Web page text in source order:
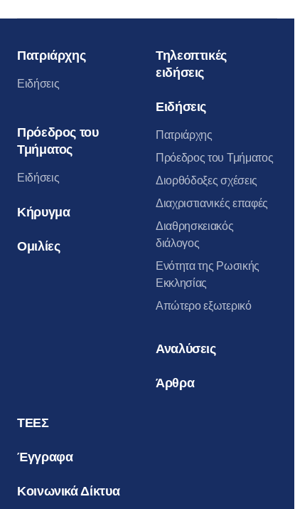
Πατριάρχης
Ειδήσεις
Πρόεδρος του
Τμήματος
Ειδήσεις
Κήρυγμα
Ομιλίες
Τηλεοπτικές
ειδήσεις
Ειδήσεις
Πατριάρχης
Πρόεδρος του Τμήματος
Διορθόδοξες σχέσεις
Διαχριστιανικές επαφές
Διαθρησκειακός
διάλογος
Ενότητα της Ρωσικής
Εκκλησίας
Απώτερο εξωτερικό
Αναλύσεις
Άρθρα
ΤΕΕΣ
Έγγραφα
Κοινωνικά Δίκτυα